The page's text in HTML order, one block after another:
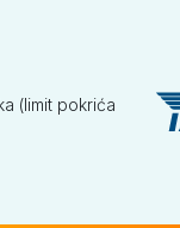
(limit pokrića